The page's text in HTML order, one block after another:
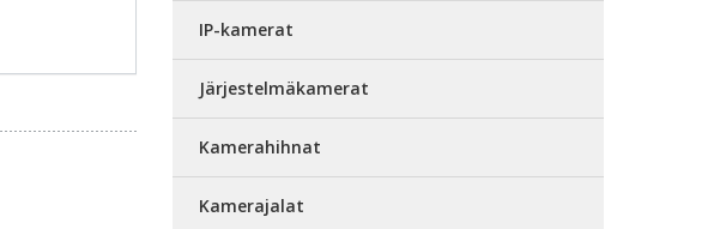
IP-kamerat
Järjestelmäkamerat
Kamerahihnat
Kamerajalat